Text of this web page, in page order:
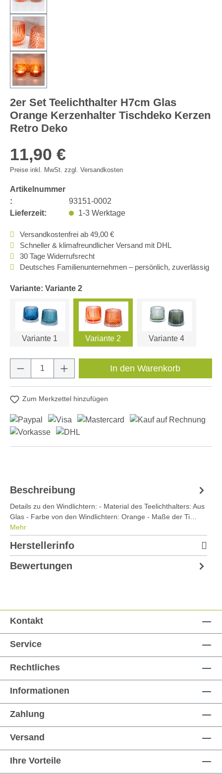
2er Set Teelichthalter H7cm Glas
Orange Kerzenhalter Tischdeko Kerzen
Retro Deko
11,90 €
Preise inkl. MwSt. zzgl. Versandkosten
Artikelnummer
:
93151-0002
Lieferzeit:
1-3 Werktage
Versandkostenfrei ab 49,00 €
Schneller & klimafreundlicher Versand mit DHL
30 Tage Widerrufsrecht
Deutsches Familienunternehmen – persönlich, zuverlässig
Variante: Variante 2
Variante 1 Variante 2 Variante 4
Produkt Anzahl: Gib den gewünschten
In den Warenkorb
Zum Merkzettel hinzufügen
Beschreibung
Details zu den Windlichtern: - Material des Teelichthalters: Aus
Glas - Farbe von den Windlichtern: Orange - Maße der Ti…
Mehr
Herstellerinfo
Bewertungen
Kontakt
Service
Rechtliches
Informationen
Zahlung
Versand
Ihre Vorteile